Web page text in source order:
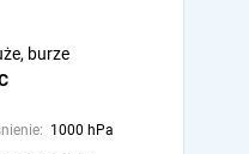
burze
1000 hPa